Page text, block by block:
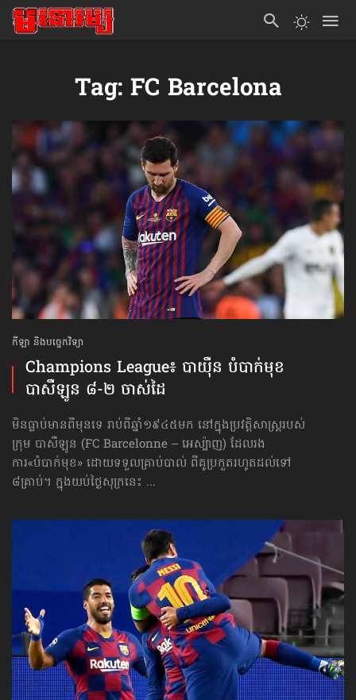
Tag: FC Barcelona
កីឡា និងបច្ចេកវិទ្យា
Champions League៖ បាយ៉ឺន បំបាក់មុខ
បាសឺឡូន ៨-២ ចាស់ដៃ
មិនធ្លាប់មានពីមុនទេ រាប់ពីឆ្នាំ១៩៤៥មក នៅក្នុងប្រវត្តិសាស្ត្ររបស់
ក្រុម បាសឺឡូន (FC Barcelonne – អេស្ប៉ាញ) ដែលរង
ការ«បំបាក់មុខ» ដោយទទួលគ្រាប់បាល់ ពីគូប្រកួតរហូតដល់ទៅ
៨គ្រាប់។ ក្នុងយប់ថ្ងៃសុក្រនេះ ...